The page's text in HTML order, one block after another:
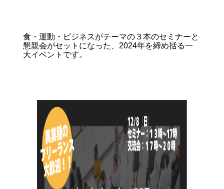
食・運動・ビジネスがテーマの３本のセミナーと
懇親会がセットになった、2024年を締め括る一
大イベントです。